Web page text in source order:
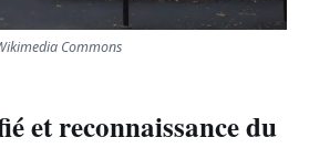
Commons
et reconnaissance du